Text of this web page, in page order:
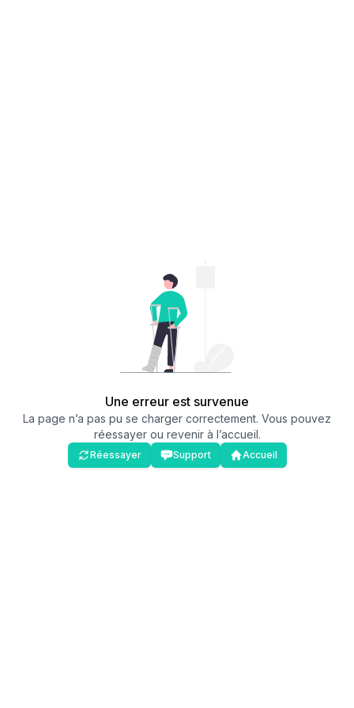
Une erreur est survenue
La page n’a pas pu se charger correctement. Vous pouvez
réessayer ou revenir à l’accueil.
Réessayer Support Accueil